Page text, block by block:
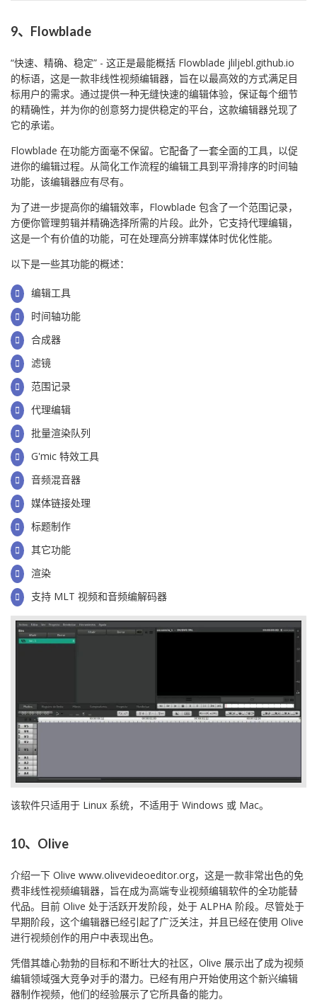
9、Flowblade
“快速、精确、稳定” - 这正是最能概括 Flowblade jliljebl.github.io
的标语，这是一款非线性视频编辑器，旨在以最高效的方式满足目
标用户的需求。通过提供一种无缝快速的编辑体验，保证每个细节
的精确性，并为你的创意努力提供稳定的平台，这款编辑器兑现了
它的承诺。
Flowblade 在功能方面毫不保留。它配备了一套全面的工具，以促
进你的编辑过程。从简化工作流程的编辑工具到平滑排序的时间轴
功能，该编辑器应有尽有。
为了进一步提高你的编辑效率，Flowblade 包含了一个范围记录，
方便你管理剪辑并精确选择所需的片段。此外，它支持代理编辑，
这是一个有价值的功能，可在处理高分辨率媒体时优化性能。
以下是一些其功能的概述：
编辑工具
时间轴功能
合成器
滤镜
范围记录
代理编辑
批量渲染队列
G'mic 特效工具
音频混音器
媒体链接处理
标题制作
其它功能
渲染
支持 MLT 视频和音频编解码器
该软件只适用于 Linux 系统，不适用于 Windows 或 Mac。
10、Olive
介绍一下 Olive www.olivevideoeditor.org，这是一款非常出色的免
费非线性视频编辑器，旨在成为高端专业视频编辑软件的全功能替
代品。目前 Olive 处于活跃开发阶段，处于 ALPHA 阶段。尽管处于
早期阶段，这个编辑器已经引起了广泛关注，并且已经在使用 Olive
进行视频创作的用户中表现出色。
凭借其雄心勃勃的目标和不断壮大的社区，Olive 展示出了成为视频
编辑领域强大竞争对手的潜力。已经有用户开始使用这个新兴编辑
器制作视频，他们的经验展示了它所具备的能力。